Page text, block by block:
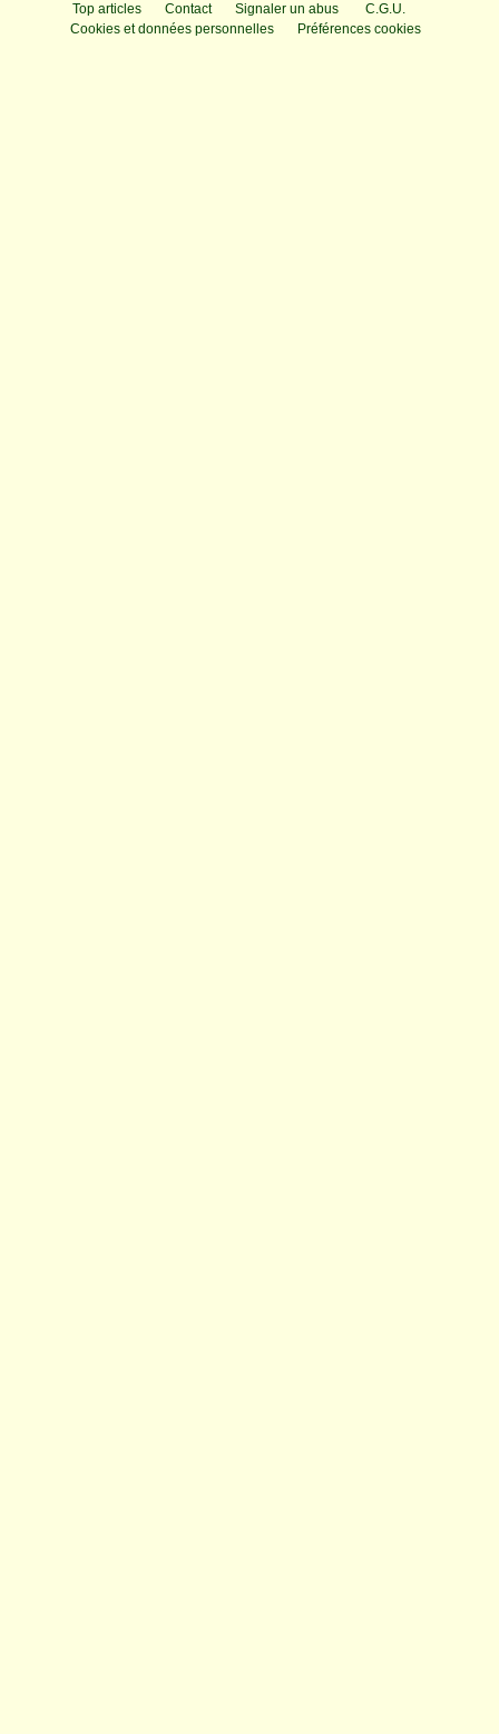
Top articles
Contact Signaler un abus
C.G.U.
Cookies et données personnelles
Préférences cookies